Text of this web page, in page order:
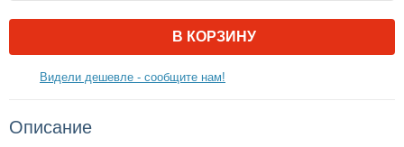
В КОРЗИНУ
Видели дешевле - сообщите нам!
Описание